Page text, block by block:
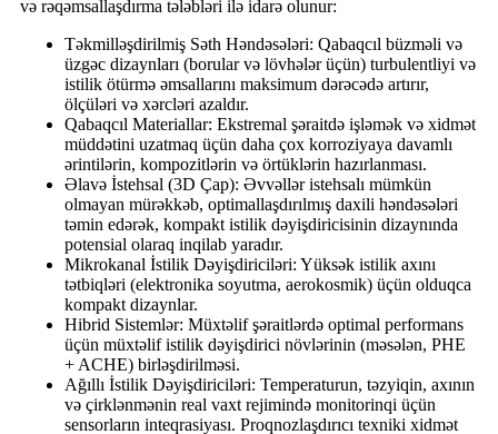
və rəqəmsallaşdırma tələbləri ilə idarə olunur:
Təkmilləşdirilmiş Səth Həndəsələri: Qabaqcıl büzməli və
üzgəc dizaynları (borular və lövhələr üçün) turbulentliyi və
istilik ötürmə əmsallarını maksimum dərəcədə artırır,
ölçüləri və xərcləri azaldır.
Qabaqcıl Materiallar: Ekstremal şəraitdə işləmək və xidmət
müddətini uzatmaq üçün daha çox korroziyaya davamlı
ərintilərin, kompozitlərin və örtüklərin hazırlanması.
Əlavə İstehsal (3D Çap): Əvvəllər istehsalı mümkün
olmayan mürəkkəb, optimallaşdırılmış daxili həndəsələri
təmin edərək, kompakt istilik dəyişdiricisinin dizaynında
potensial olaraq inqilab yaradır.
Mikrokanal İstilik Dəyişdiriciləri: Yüksək istilik axını
tətbiqləri (elektronika soyutma, aerokosmik) üçün olduqca
kompakt dizaynlar.
Hibrid Sistemlər: Müxtəlif şəraitlərdə optimal performans
üçün müxtəlif istilik dəyişdirici növlərinin (məsələn, PHE
+ ACHE) birləşdirilməsi.
Ağıllı İstilik Dəyişdiriciləri: Temperaturun, təzyiqin, axının
və çirklənmənin real vaxt rejimində monitorinqi üçün
sensorların inteqrasiyası. Proqnozlaşdırıcı texniki xidmət